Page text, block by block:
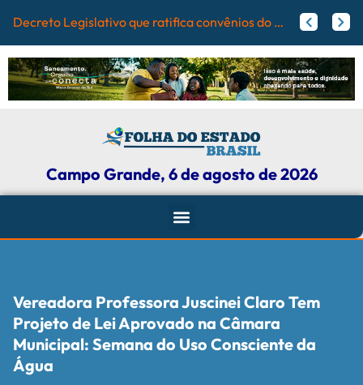
Campo Gran Papy trabalha para melhorar pistas de skate com participação ativa de esportistas da CapitalAgosto Lilás: Maicon Nogueira fortalece a defesa das mulheres com leis e projetos de proteção em Campo Grande
Campo Grande, 6 de agosto de 2026
Vereadora Professora Juscinei Claro Tem
Projeto de Lei Aprovado na Câmara
Municipal: Semana do Uso Consciente da
Água